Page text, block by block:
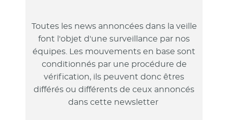
Toutes les news annoncées dans la veille
font l'objet d'une surveillance par nos
équipes. Les mouvements en base sont
conditionnés par une procédure de
vérification, ils peuvent donc êtres
différés ou différents de ceux annoncés
dans cette newsletter